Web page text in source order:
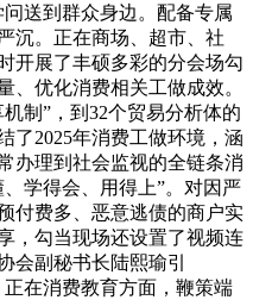
送到群众身边。配备专属
沉。正在商场、超市、社
开展了丰硕多彩的分会场勾
、优化消费相关工做成效。
制”，到32个贸易分析体的
了2025年消费工做环境，涵
办理到社会监视的全链条消
学得会、用得上”。对因严
付费多、恶意逃债的商户实
，勾当现场还设置了视频连
会副秘书长陆熙瑜引
在消费教育方面，鞭策端